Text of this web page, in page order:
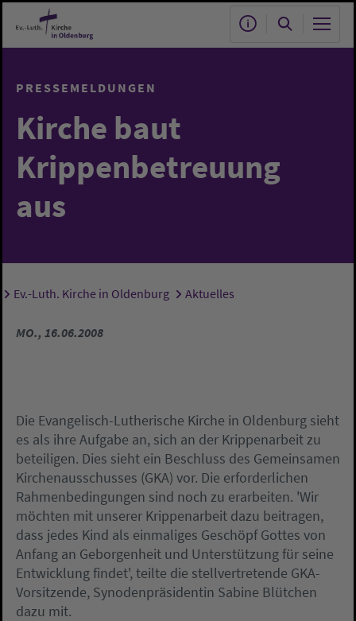
Zum Hauptinhalt springen
PRESSEMELDUNGEN
Kirche baut
Krippenbetreuung
aus
Sie sind hier:
Ev.-Luth. Kirche in Oldenburg Aktuelles
MO., 16.06.2008
Die Evangelisch-Lutherische Kirche in Oldenburg sieht
es als ihre Aufgabe an, sich an der Krippenarbeit zu
beteiligen. Dies sieht ein Beschluss des Gemeinsamen
Kirchenausschusses (GKA) vor. Die erforderlichen
Rahmenbedingungen sind noch zu erarbeiten. 'Wir
möchten mit unserer Krippenarbeit dazu beitragen,
dass jedes Kind als einmaliges Geschöpf Gottes von
Anfang an Geborgenheit und Unterstützung für seine
Entwicklung findet', teilte die stellvertretende GKA-
Vorsitzende, Synodenpräsidentin Sabine Blütchen
dazu mit.